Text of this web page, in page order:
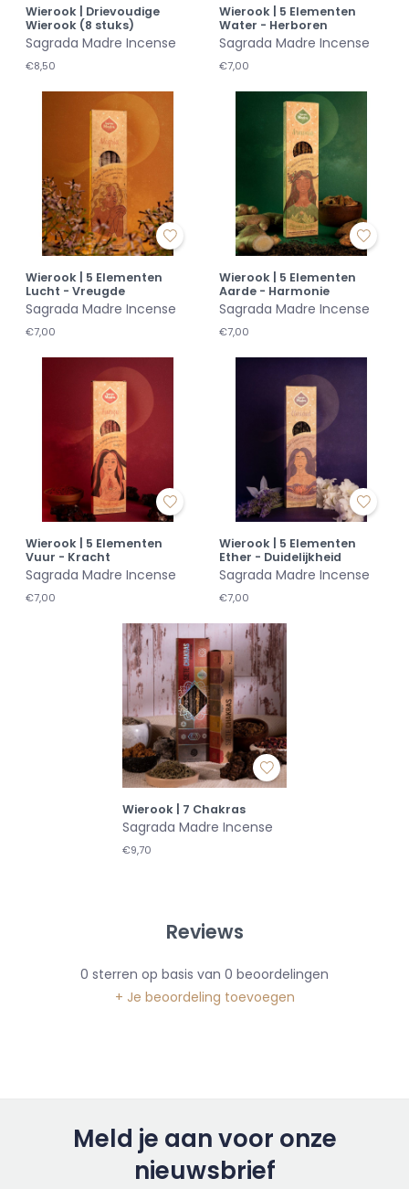
Wierook | Drievoudige
Wierook (8 stuks)
Sagrada Madre Incense
€8,50
Wierook | 5 Elementen
Water - Herboren
Sagrada Madre Incense
€7,00
Wierook | 5 Elementen
Lucht - Vreugde
Sagrada Madre Incense
€7,00
Wierook | 5 Elementen
Aarde - Harmonie
Sagrada Madre Incense
€7,00
Wierook | 5 Elementen
Vuur - Kracht
Sagrada Madre Incense
€7,00
Wierook | 5 Elementen
Ether - Duidelijkheid
Sagrada Madre Incense
€7,00
Wierook | 7 Chakras
Sagrada Madre Incense
€9,70
Reviews
0 sterren op basis van 0 beoordelingen
+ Je beoordeling toevoegen
Meld je aan voor onze
nieuwsbrief